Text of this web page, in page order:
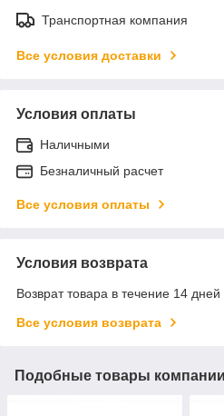
Транспортная компания
Все условия доставки
Условия оплаты
Наличными
Безналичный расчет
Все условия оплаты
Условия возврата
Возврат товара в течение 14
Все условия возврата
Подобные товары компании